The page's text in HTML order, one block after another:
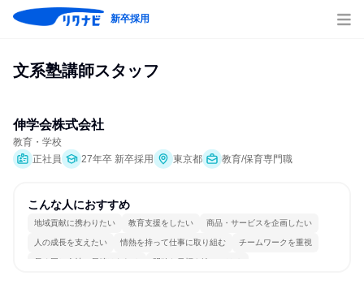
新卒採用
文系塾講師スタッフ
伸学会株式会社
教育・学校
正社員
27年卒 新卒採用 東京都 教育/保育専門職
こんな人におすすめ
地域貢献に携わりたい 教育支援をしたい 商品・サービスを企画したい
人の成長を支えたい 情熱を持って仕事に取り組む チームワークを重視
長く同じ会社に居続けられる 明確な目標を追いかける